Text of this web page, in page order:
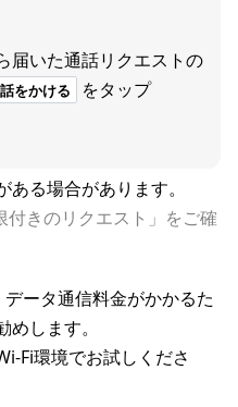
届いた通話リクエストの
をかける をタップ
る場合があります。
きのリクエスト」をご確
ータ通信料金がかかるた
します。
Fi環境でお試しくださ